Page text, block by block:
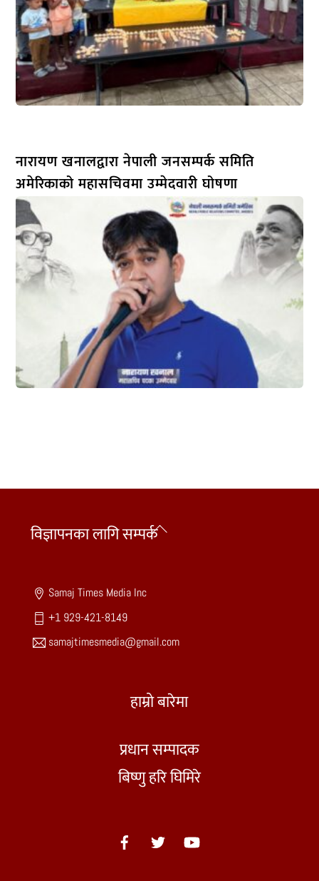
नारायण खनालद्वारा नेपाली जनसम्पर्क समिति
अमेरिकाको महासचिवमा उम्मेदवारी घोषणा
Back
विज्ञापनका लागि सम्पर्क
Samaj Times Media Inc
+1 929-421-8149
samajtimesmedia@gmail.com
हाम्रो बारेमा
प्रधान सम्पादक
बिष्णु हरि घिमिरे